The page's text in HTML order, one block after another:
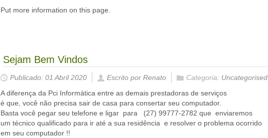
Put more information on this page.
Sejam Bem Vindos
Publicado: 01 Abril 2020 Escrito por Renato Categoria: Uncategorised
A diferença da Pci Informática entre as demais prestadoras de serviços
é que, você não precisa sair de casa para consertar seu computador.
Basta você pegar seu telefone e ligar para (27) 99777-2782 que enviaremos
um técnico qualificado para ir até a sua residência e resolver o problema ocorrido
em seu computador !!